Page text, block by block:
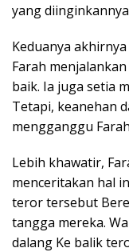
yang
Keduanya
Farah
baik. Ia juga setia
Tetapi, keanehan
mengganggu
Lebih khawatir,
menceritakan hal
teror tersebut
tangga mereka.
dalang Ke balik